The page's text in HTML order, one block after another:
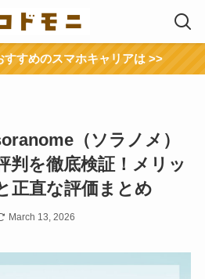
すすめのスマホキャリアは >>
（ソラノメ）
判を徹底検証！メリッ
正直な評価まとめ
March 13, 2026